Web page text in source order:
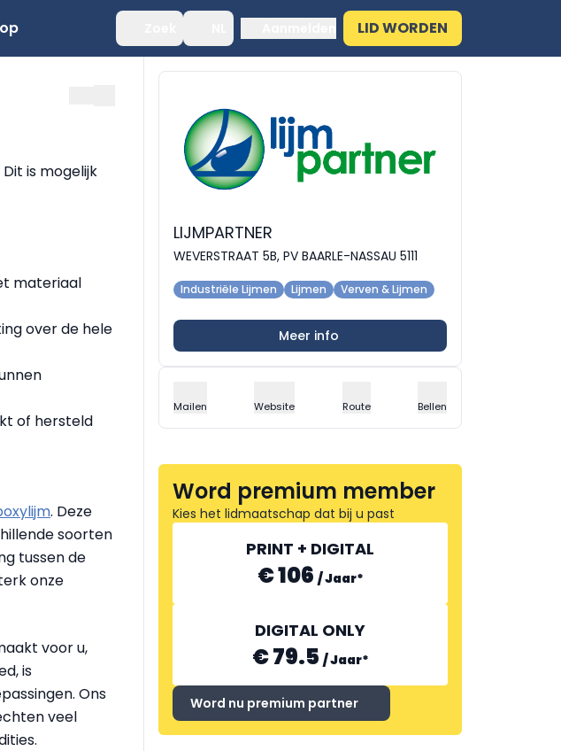
LID WORDEN
is mogelijk
materiaal
over de hele
of hersteld
. Deze
soorten
tussen de
onze
voor u,
is
Ons
veel
LIJMPARTNER
WEVERSTRAAT 5B, PV BAARLE-NASSAU 5111
Industriële Lijmen Lijmen Verven & Lijmen
Meer info
Mailen Website Route Bellen
Word premium member
Kies het lidmaatschap dat bij u past
PRINT + DIGITAL
€ 106 /Jaar*
DIGITAL ONLY
€ 79.5 /Jaar*
Word nu premium partner